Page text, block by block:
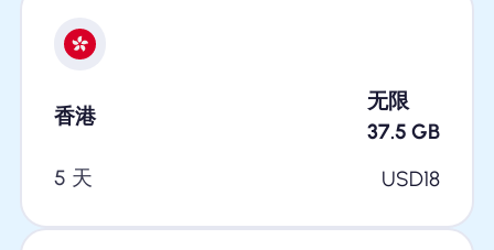
香港
无限
37.5 GB
5 天
USD18